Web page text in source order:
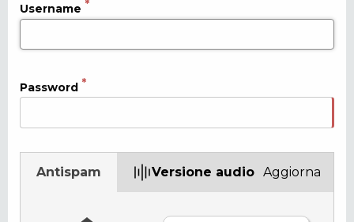
Username
Password
Antispam Versione audio Aggiorna